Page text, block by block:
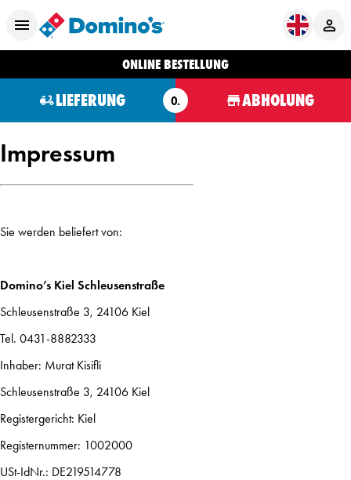
ONLINE BESTELLUNG
LIEFERUNG O. ABHOLUNG
Impressum
Sie werden beliefert von:
Domino’s Kiel Schleusenstraße
Schleusenstraße 3, 24106 Kiel
Tel. 0431-8882333
Inhaber: Murat Kisifli
Schleusenstraße 3, 24106 Kiel
Registergericht: Kiel
Registernummer: 1002000
USt-IdNr.: DE219514778